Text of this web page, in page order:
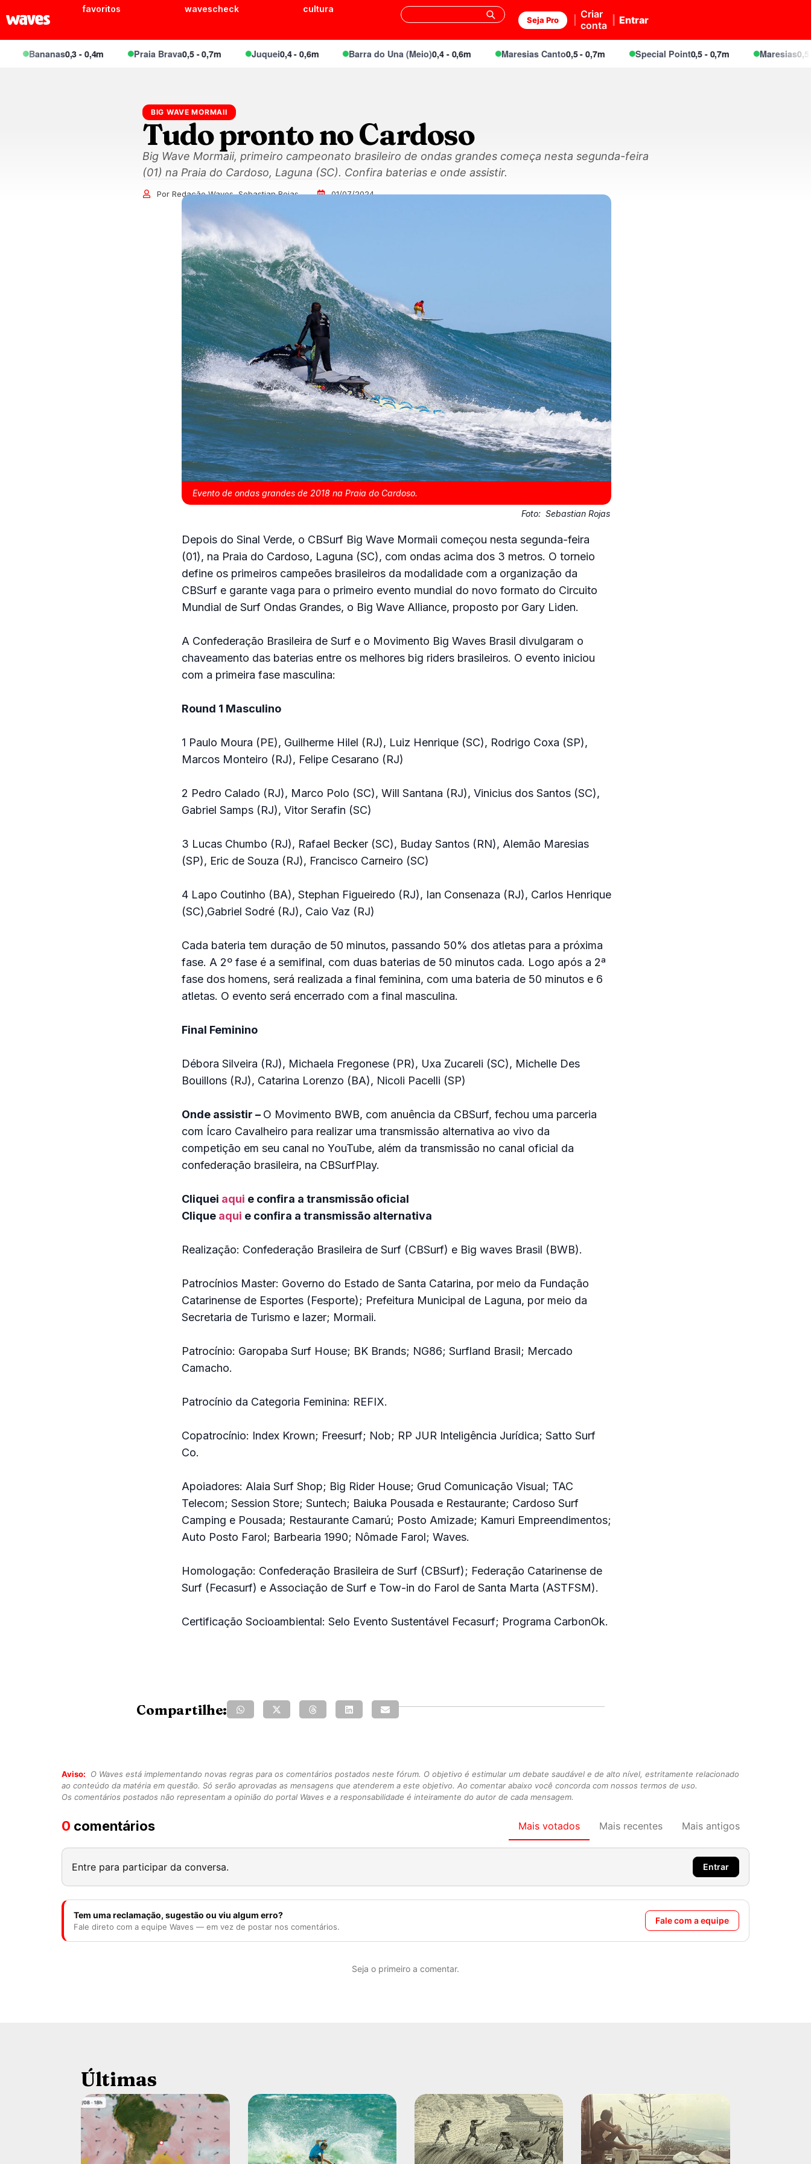
favoritos wavescheck cultura
Seja Pro
Criar
conta
Entrar
Bananas0,3 - 0,4m Praia Brava 0,5 - 0,7m Juquei0,4 - 0,6m Barra do Una (Meio) 0,4 - 0,6m Maresias Canto 0,5 - 0,7m Special Point0,5 - 0,7m Maresias0,5 - 0,7m
BIG WAVE MORMAII
Tudo pronto no Cardoso
Big Wave Mormaii, primeiro campeonato brasileiro de ondas grandes começa nesta segunda-feira
(01) na Praia do Cardoso, Laguna (SC). Confira baterias e onde assistir.
Por Redação Waves, Sebastian Rojas 01/07/2024
Evento de ondas grandes de 2018 na Praia do Cardoso.
Foto: Sebastian Rojas
Depois do Sinal Verde, o CBSurf Big Wave Mormaii começou nesta segunda-feira
(01), na Praia do Cardoso, Laguna (SC), com ondas acima dos 3 metros. O torneio
define os primeiros campeões brasileiros da modalidade com a organização da
CBSurf e garante vaga para o primeiro evento mundial do novo formato do Circuito
Mundial de Surf Ondas Grandes, o Big Wave Alliance, proposto por Gary Liden.
A Confederação Brasileira de Surf e o Movimento Big Waves Brasil divulgaram o
chaveamento das baterias entre os melhores big riders brasileiros. O evento iniciou
com a primeira fase masculina:
Round 1 Masculino
1 Paulo Moura (PE), Guilherme Hilel (RJ), Luiz Henrique (SC), Rodrigo Coxa (SP),
Marcos Monteiro (RJ), Felipe Cesarano (RJ)
2 Pedro Calado (RJ), Marco Polo (SC), Will Santana (RJ), Vinicius dos Santos (SC),
Gabriel Samps (RJ), Vitor Serafin (SC)
3 Lucas Chumbo (RJ), Rafael Becker (SC), Buday Santos (RN), Alemão Maresias
(SP), Eric de Souza (RJ), Francisco Carneiro (SC)
4 Lapo Coutinho (BA), Stephan Figueiredo (RJ), Ian Consenaza (RJ), Carlos Henrique
(SC),Gabriel Sodré (RJ), Caio Vaz (RJ)
Cada bateria tem duração de 50 minutos, passando 50% dos atletas para a próxima
fase. A 2º fase é a semifinal, com duas baterias de 50 minutos cada. Logo após a 2ª
fase dos homens, será realizada a final feminina, com uma bateria de 50 minutos e 6
atletas. O evento será encerrado com a final masculina.
Final Feminino
Débora Silveira (RJ), Michaela Fregonese (PR), Uxa Zucareli (SC), Michelle Des
Bouillons (RJ), Catarina Lorenzo (BA), Nicoli Pacelli (SP)
Onde assistir – O Movimento BWB, com anuência da CBSurf, fechou uma parceria
com Ícaro Cavalheiro para realizar uma transmissão alternativa ao vivo da
competição em seu canal no YouTube, além da transmissão no canal oficial da
confederação brasileira, na CBSurfPlay.
Cliquei aqui e confira a transmissão oficial
Clique aqui e confira a transmissão alternativa
Realização: Confederação Brasileira de Surf (CBSurf) e Big waves Brasil (BWB).
Patrocínios Master: Governo do Estado de Santa Catarina, por meio da Fundação
Catarinense de Esportes (Fesporte); Prefeitura Municipal de Laguna, por meio da
Secretaria de Turismo e lazer; Mormaii.
Patrocínio: Garopaba Surf House; BK Brands; NG86; Surfland Brasil; Mercado
Camacho.
Patrocínio da Categoria Feminina: REFIX.
Copatrocínio: Index Krown; Freesurf; Nob; RP JUR Inteligência Jurídica; Satto Surf
Co.
Apoiadores: Alaia Surf Shop; Big Rider House; Grud Comunicação Visual; TAC
Telecom; Session Store; Suntech; Baiuka Pousada e Restaurante; Cardoso Surf
Camping e Pousada; Restaurante Camarú; Posto Amizade; Kamuri Empreendimentos;
Auto Posto Farol; Barbearia 1990; Nômade Farol; Waves.
Homologação: Confederação Brasileira de Surf (CBSurf); Federação Catarinense de
Surf (Fecasurf) e Associação de Surf e Tow-in do Farol de Santa Marta (ASTFSM).
Certificação Socioambiental: Selo Evento Sustentável Fecasurf; Programa CarbonOk.
Compartilhe:
Aviso:
O Waves está implementando novas regras para os comentários postados neste fórum. O objetivo é estimular um debate saudável e de alto nível, estritamente relacionado
ao conteúdo da matéria em questão. Só serão aprovadas as mensagens que atenderem a este objetivo. Ao comentar abaixo você concorda com nossos termos de uso.
Os comentários postados não representam a opinião do portal Waves e a responsabilidade é inteiramente do autor de cada mensagem.
0 comentários Mais votados Mais recentes Mais antigos
Entre para participar da conversa. Entrar
Tem uma reclamação, sugestão ou viu algum erro?
Fale direto com a equipe Waves — em vez de postar nos comentários.
Fale com a equipe
Seja o primeiro a comentar.
Últimas